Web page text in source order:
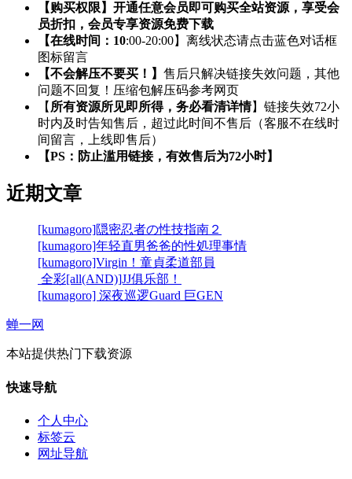
【购买权限】开通任意会员即可购买全站资源，享受会
员折扣，会员专享资源免费下载
【在线时间：10:00-20:00】离线状态请点击蓝色对话框
图标留言
【不会解压不要买！】 售后只解决链接失效问题，其他
问题不回复！压缩包解压码参考网页
【 所有资源所见即所得，务必看清详情】链接失效72小
时内及时告知售后，超过此时间不售后（客服不在线时
间留言，上线即售后）
【PS：防止滥用链接，有效售后为72小时】
近期文章
[kumagoro]隠密忍者の性技指南２
[kumagoro]年轻直男爸爸的性処理事情
[kumagoro]Virgin！童貞柔道部員
全彩[all(AND)]JJ俱乐部！
[kumagoro] 深夜巡逻Guard 巨GEN
蝉一网
本站提供热门下载资源
快速导航
个人中心
标签云
网址导航